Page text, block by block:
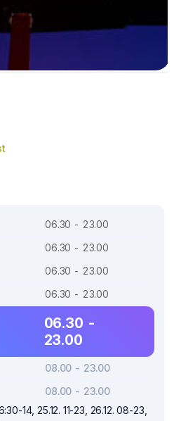
06.30 - 23.00
06.30 - 23.00
06.30 - 23.00
06.30 - 23.00
06.30 -
23.00
08.00 - 23.00
08.00 - 23.00
14, 25.12. 11-23, 26.12. 08-23,